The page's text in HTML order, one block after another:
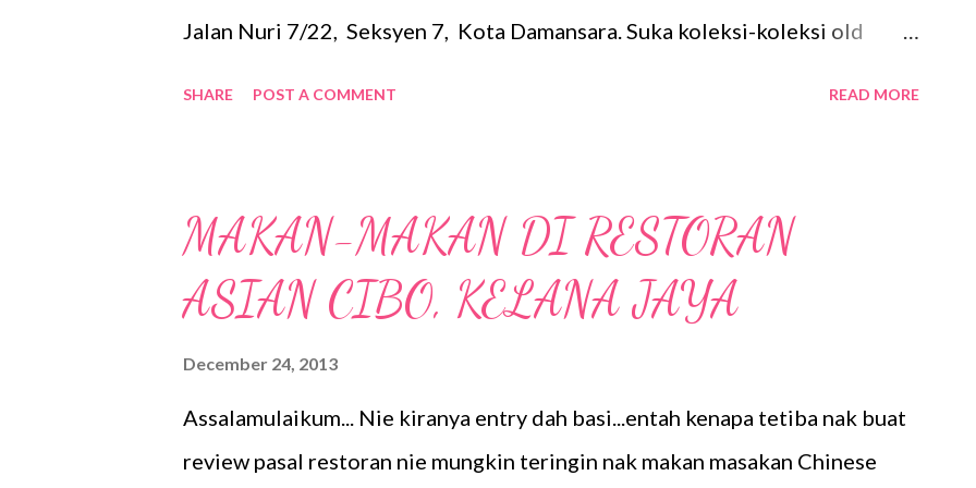
Jalan Nuri 7/22, Seksyen 7, Kota Damansara. Suka koleksi-koleksi old
makanan Western. With Love
SHARE POST A COMMENT READ MORE
MAKAN-MAKAN DI RESTORAN
ASIAN CIBO, KELANA JAYA
December 24, 2013
Assalamulaikum... Nie kiranya entry dah basi...entah kenapa tetiba nak buat
review pasal restoran nie mungkin teringin nak makan masakan Chinese